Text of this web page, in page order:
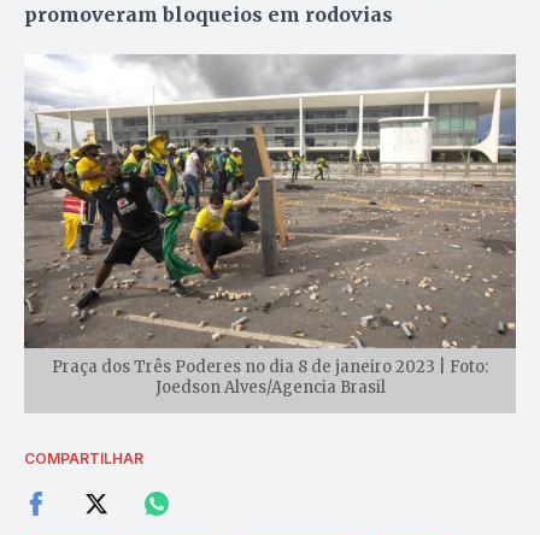
promoveram bloqueios em rodovias
Praça dos Três Poderes no dia 8 de janeiro 2023 | Foto:
Joedson Alves/Agencia Brasil
COMPARTILHAR